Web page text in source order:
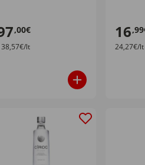
,00€
lt
16
24,27€/lt